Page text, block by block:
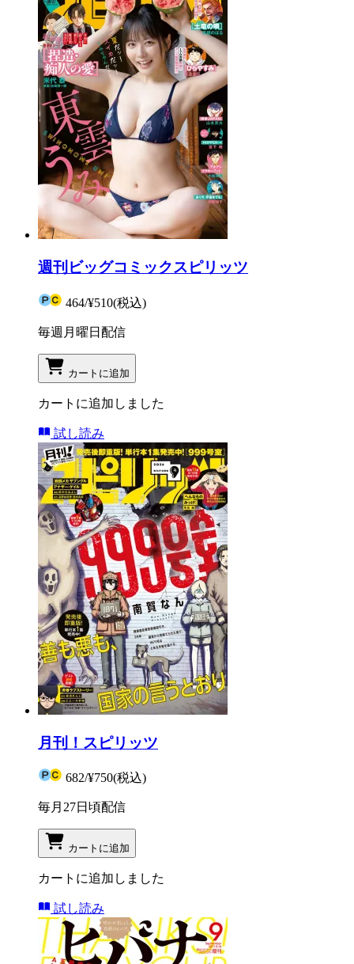
週刊ビッグコミックスピリッツ
464/¥510(税込)
毎週月曜日配信
カートに追加
カートに追加しました
試し読み
月刊！スピリッツ
682/¥750(税込)
毎月27日頃配信
カートに追加
カートに追加しました
試し読み